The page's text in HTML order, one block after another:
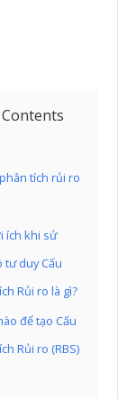
tích rủi ro
ích khi sử
tư duy Cấu
Rủi ro là gì?
để tạo Cấu
Rủi ro (RBS)